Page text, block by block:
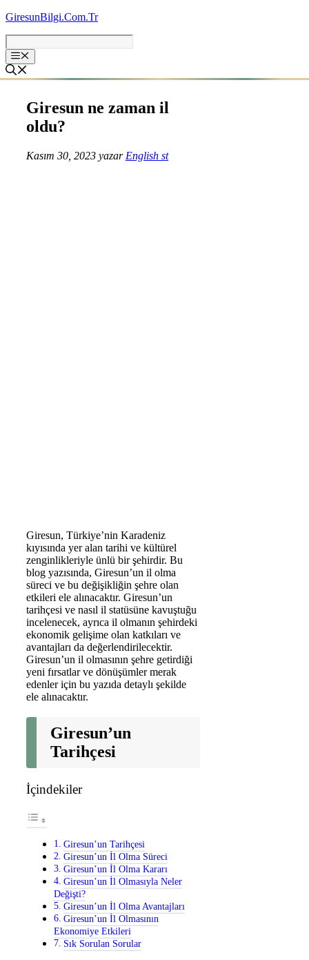
İçeriğe
GiresunBilgi.Com.Tr
Giresun ne zaman il
oldu?
Kasım 30, 2023 yazar English st
Giresun, Türkiye’nin Karadeniz
kıyısında yer alan tarihi ve kültürel
zenginlikleriyle ünlü bir şehirdir. Bu
blog yazısında, Giresun’un il olma
süreci ve bu değişikliğin şehre olan
etkileri ele alınacaktır. Giresun’un
tarihçesi ve nasıl il statüsüne kavuştuğu
incelenecek, ayrıca il olmanın şehirdeki
ekonomik gelişime olan katkıları ve
avantajları da değerlendirilecektir.
Giresun’un il olmasının şehre getirdiği
yeni fırsatlar ve dönüşümler merak
edenler için bu yazıda detaylı şekilde
ele alınacaktır.
Giresun’un
Tarihçesi
İçindekiler
Giresun’un Tarihçesi
Giresun’un İl Olma Süreci
Giresun’un İl Olma Kararı
Giresun’un İl Olmasıyla Neler
Değişti?
Giresun’un İl Olma Avantajları
Giresun’un İl Olmasının
Ekonomiye Etkileri
Sık Sorulan Sorular